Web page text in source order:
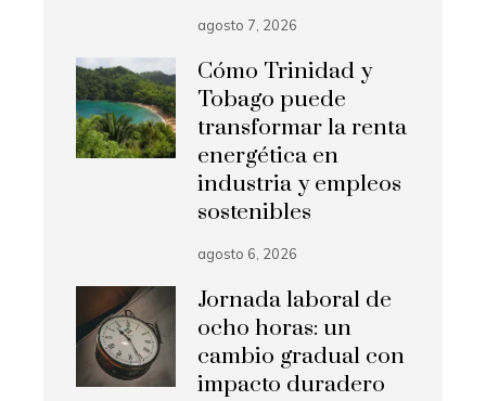
agosto 7, 2026
Cómo Trinidad y
Tobago puede
transformar la renta
energética en
industria y empleos
sostenibles
agosto 6, 2026
Jornada laboral de
ocho horas: un
cambio gradual con
impacto duradero